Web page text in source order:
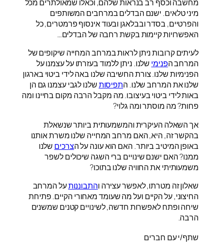
מחשבה וכסף רב בנראות שלהם, וכאלו שמאולתרים מכל
מיני טלאים. ישנם הבדלים במרחבים המשותפים
והפרטיים, בסדר ובבלאגן ובעוד אינסוף פרמטרים, כל
האפשרויות קיימות בקשת רחבה של הבדלים…
לעיתים קרובות ניתן לראות במרחב המחייה שיקופים של
המרחב הפנימי שלנו. ניתן ללמוד בעזרתו על עצמנו על
הפנימיות שלנו. צורת החשיבה שלנו באה לידי ביטוי בארגון
שלנו את המרחב שלנו. התפיסותשלנו לגבי עצמנו גם הן
באות לידי ביטוי בעיצובו. מה מקבל הרבה מקום בחיינו ומה
פחות? מה מוסתר ומה גלוי?
אך השאלה העיקרית והמשמעותית ביותר שנשאלת
בהקשר זה, היא, האם מרחב המחייה שלנו משרת אותנו
באופן המיטיב ביותר. האם הוא עונה על הצרכים שלנו
ממנו? האם ישנם שינויים ברי השגה שיכולים לשפר
משמעותיתי את החוויה שלנו בתוכו?
שאלון זה מטרתו, לאפשר עצירה והתבוננותעל המרחב
החיצוני, על הקיים ועל מה שעומד מאחורי הקיים. פתיחת
שיחה ופתח לאפשרות חדשה, לשינויים קטנים שמשנים
הרבה.
שתף/י עם חברים